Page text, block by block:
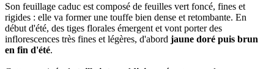
Son feuillage caduc est composé de feuilles vert foncé, fines et
rigides : elle va former une touffe bien dense et retombante. En
début d'été, des tiges florales émergent et vont porter des
inflorescences très fines et légères, d'abord jaune doré puis brun
en fin d'été.